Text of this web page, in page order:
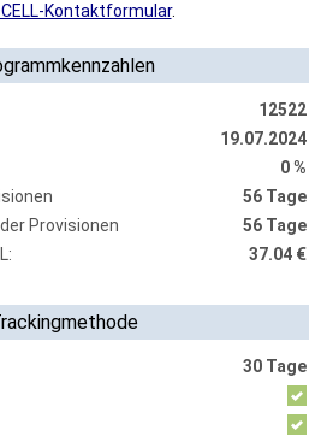
Kontaktformular.
12522
19.07.2024
0 %
56 Tage
Provisionen
56 Tage
37.04 €
30 Tage